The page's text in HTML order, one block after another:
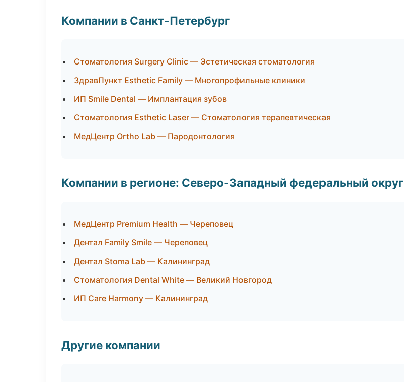
Компании в Санкт-Петербург
Стоматология Surgery Clinic — Эстетическая стоматология
ЗдравПункт Esthetic Family — Многопрофильные клиники
ИП Smile Dental — Имплантация зубов
Стоматология Esthetic Laser — Стоматология терапевтическая
МедЦентр Ortho Lab — Пародонтология
Компании в регионе: Северо-Западный федеральный округ
МедЦентр Premium Health — Череповец
Дентал Family Smile — Череповец
Дентал Stoma Lab — Калининград
Стоматология Dental White — Великий Новгород
ИП Care Harmony — Калининград
Другие компании